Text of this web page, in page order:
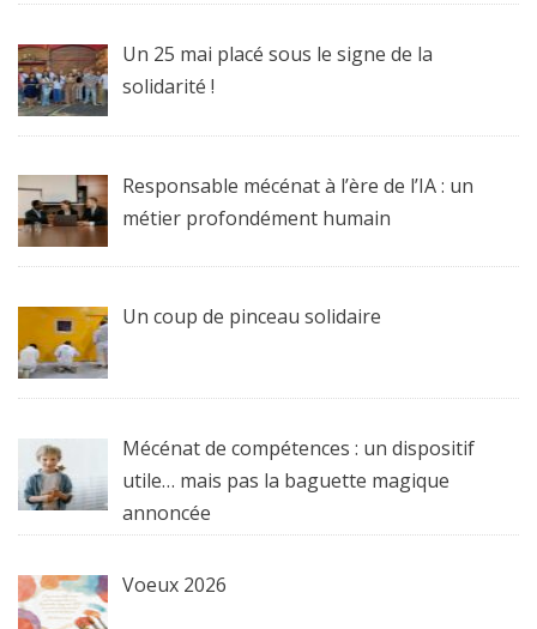
Un 25 mai placé sous le signe de la
solidarité !
Responsable mécénat à l’ère de l’IA : un
métier profondément humain
Un coup de pinceau solidaire
Mécénat de compétences : un dispositif
utile… mais pas la baguette magique
annoncée
Voeux 2026